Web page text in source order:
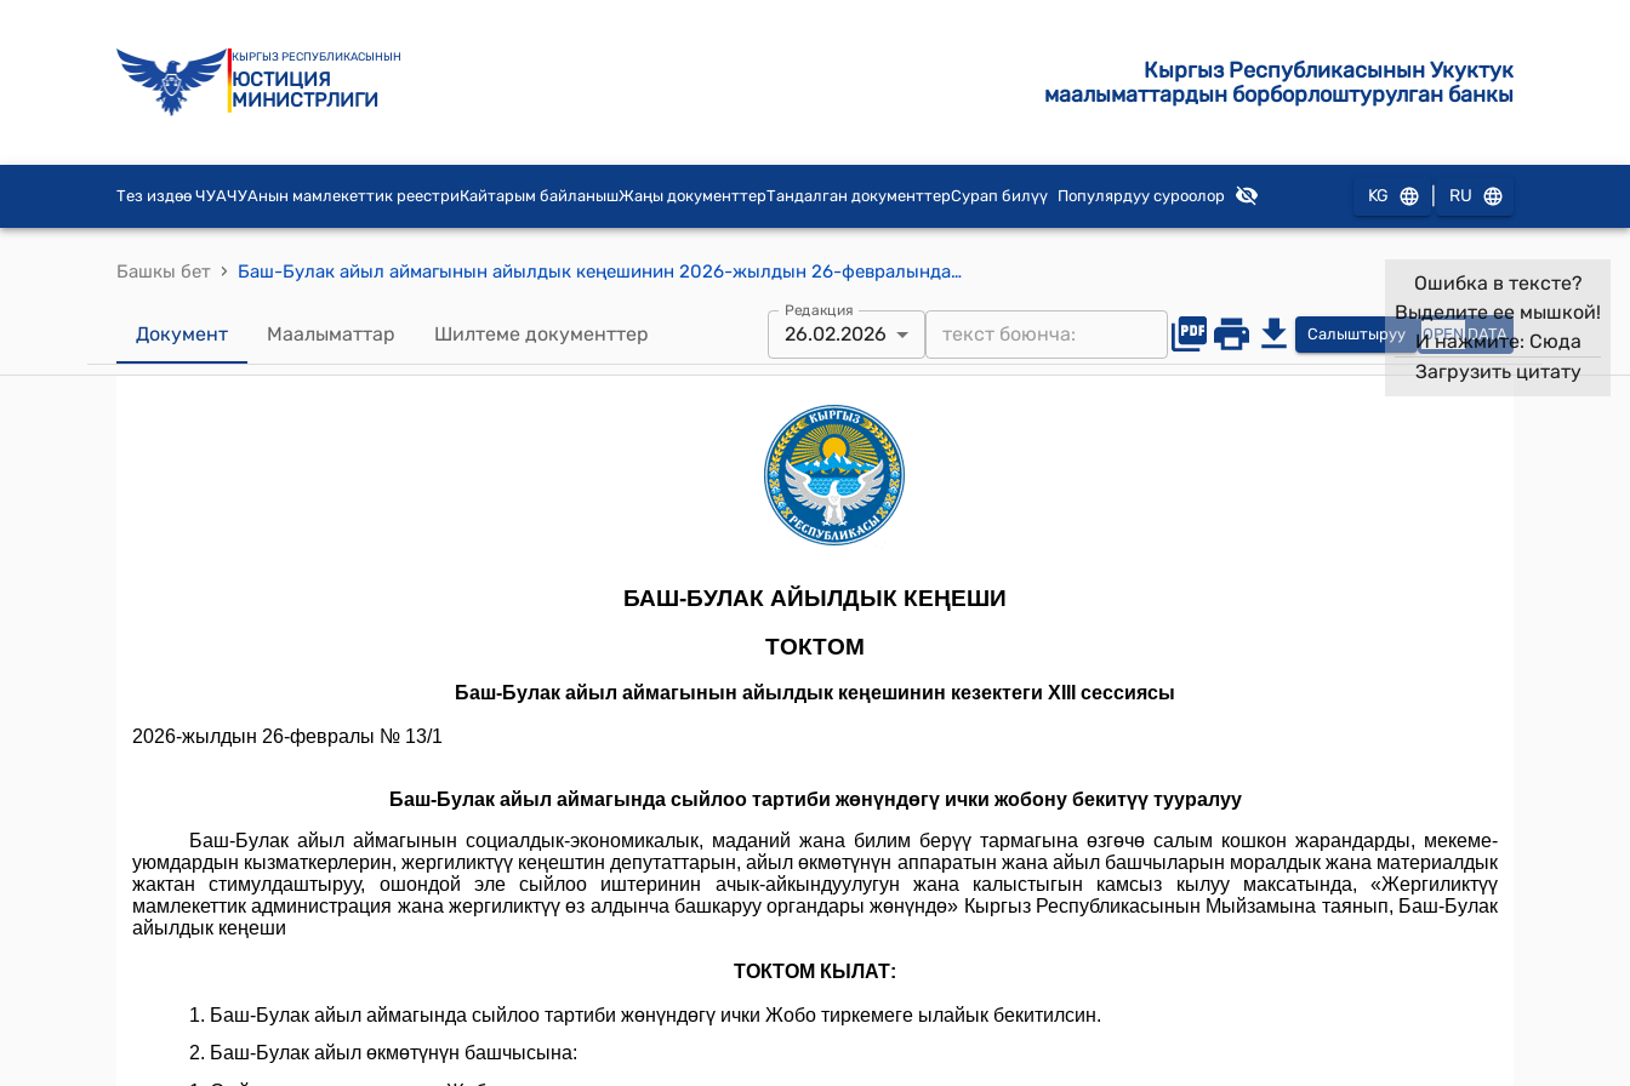
КЫРГЫЗ РЕСПУБЛИКАСЫНЫН
ЮСТИЦИЯ
МИНИСТРЛИГИ
Кыргыз Республикасынын Укуктук
маалыматтардын борборлоштурулган банкы
Тез издөө ЧУАЧУАнын мамлекеттик реестриКайтарым байланышЖаңы документтерТандалган документтерСурап билүү Популярдуу суроолор KG RU
Башкы бет › Баш-Булак айыл аймагынын айылдык кеңешинин 2026-жылдын 26-февралындагы № 13/1 Баш-Булак айыл аймагында сыйлоо тартиби жөнүндөгү ички жобону бекитүү тууралуу токтому
Документ Маалыматтар Шилтеме документтер
Редакция
26.02.2026 Салыштыруу OPEN DATA
Ошибка в тексте?
Выделите ее мышкой!
И нажмите: Сюда
Загрузить цитату